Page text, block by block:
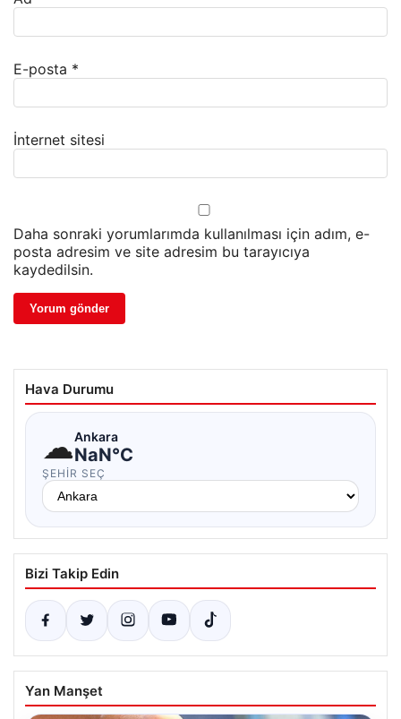
E-posta *
İnternet sitesi
Daha sonraki yorumlarımda kullanılması için adım, e-
posta adresim ve site adresim bu tarayıcıya
kaydedilsin.
Hava Durumu
☁Ankara
NaN°C
ŞEHIR SEÇ
Bizi Takip Edin
Yan Manşet